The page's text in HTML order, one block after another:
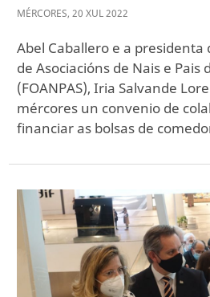
MÉRCORES, 20 XUL2022
Abel Caballero e a presidenta
de Asociacións de Nais e Pais
(FOANPAS), Iria Salvande
mércores un convenio de
financiar as bolsas de